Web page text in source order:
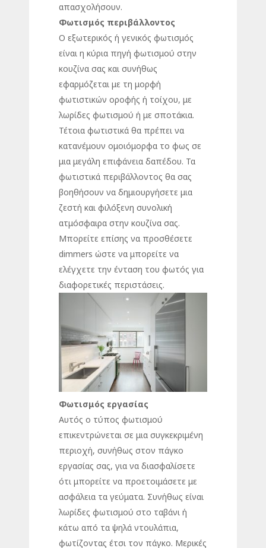
απασχολήσουν.
Φωτισμός περιβάλλοντος
Ο εξωτερικός ή γενικός φωτισμός
είναι η κύρια πηγή φωτισμού στην
κουζίνα σας και συνήθως
εφαρμόζεται με τη μορφή
φωτιστικών οροφής ή τοίχου, με
λωρίδες φωτισμού ή με σποτάκια.
Τέτοια φωτιστικά θα πρέπει να
κατανέμουν ομοιόμορφα το φως σε
μια μεγάλη επιφάνεια δαπέδου. Τα
φωτιστικά περιβάλλοντος θα σας
βοηθήσουν να δημιουργήσετε μια
ζεστή και φιλόξενη συνολική
ατμόσφαιρα στην κουζίνα σας.
Μπορείτε επίσης να προσθέσετε
dimmers ώστε να μπορείτε να
ελέγχετε την ένταση του φωτός για
διαφορετικές περιστάσεις.
Φωτισμός εργασίας
Αυτός ο τύπος φωτισμού
επικεντρώνεται σε μια συγκεκριμένη
περιοχή, συνήθως στον πάγκο
εργασίας σας, για να διασφαλίσετε
ότι μπορείτε να προετοιμάσετε με
ασφάλεια τα γεύματα. Συνήθως είναι
λωρίδες φωτισμού στο ταβάνι ή
κάτω από τα ψηλά ντουλάπια,
φωτίζοντας έτσι τον πάγκο. Μερικές